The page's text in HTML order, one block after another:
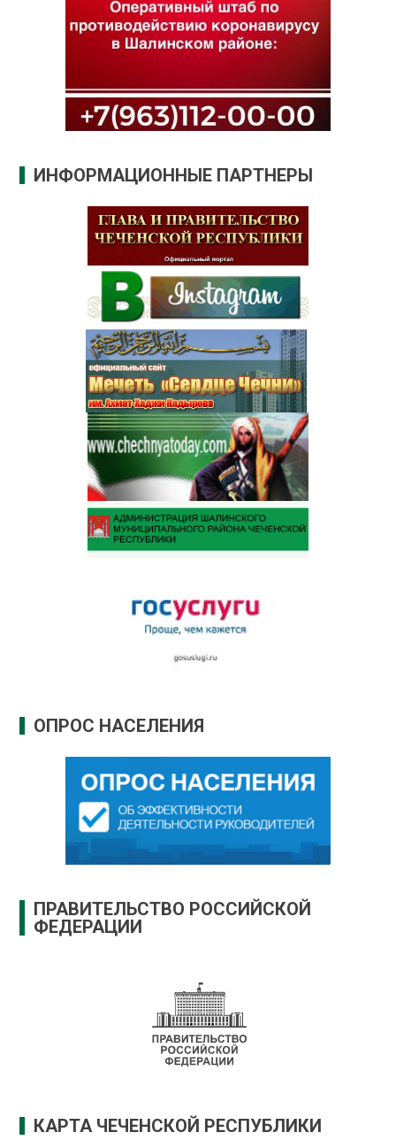
ИНФОРМАЦИОННЫЕ ПАРТНЕРЫ
ОПРОС НАСЕЛЕНИЯ
ПРАВИТЕЛЬСТВО РОССИЙСКОЙ
ФЕДЕРАЦИИ
КАРТА ЧЕЧЕНСКОЙ РЕСПУБЛИКИ